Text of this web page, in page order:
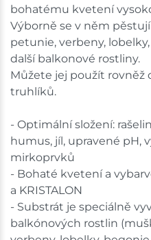
bohatému kvetení
Výborně se v něm
petunie, verbeny,
další balkonové rostliny.
Můžete jej použít rovněž
truhlíků.
- Optimální složení:
humus, jíl, upravené pH,
mirkoprvků
- Bohaté kvetení a
a KRISTALON
- Substrát je speciálně
balkónových rostlin